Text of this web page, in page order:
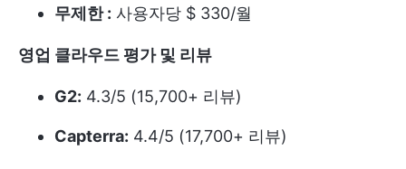
무제한 : 사용자당 $ 330/월
영업 클라우드 평가 및 리뷰
G2: 4.3/5 (15,700+ 리뷰)
Capterra: 4.4/5 (17,700+ 리뷰)